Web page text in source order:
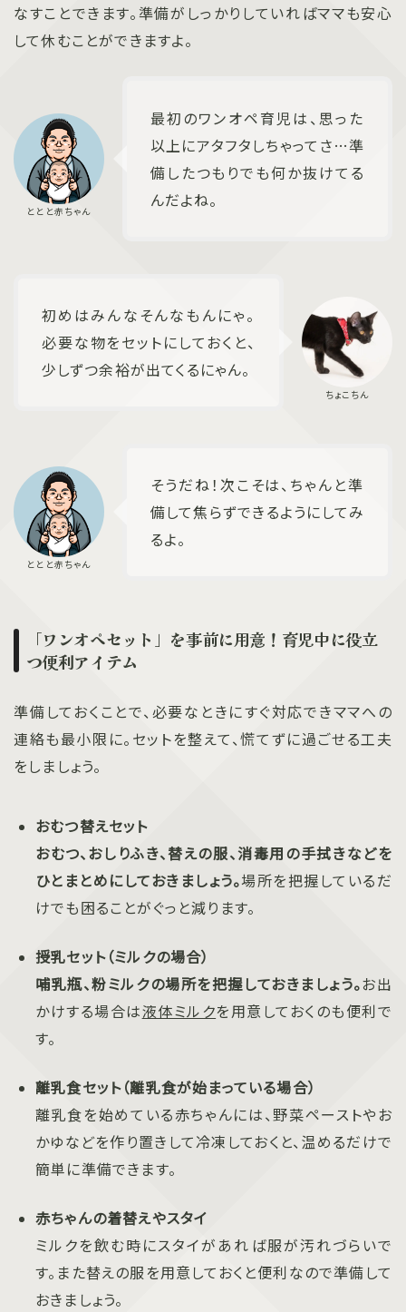
なすことできます。準備がしっかりしていればママも安心
して休むことができますよ。
最初のワンオペ育児は、思った
以上にアタフタしちゃってさ…準
備したつもりでも何か抜けてる
んだよね。
初めはみんなそんなもんにゃ。
必要な物をセットにしておくと、
少しずつ余裕が出てくるにゃん。
そうだね！次こそは、ちゃんと準
備して焦らずできるようにしてみ
るよ。
「ワンオペセット」を事前に用意！育児中に役立
つ便利アイテム
準備しておくことで、必要なときにすぐ対応できママへの
連絡も最小限に。セットを整えて、慌てずに過ごせる工夫
をしましょう。
おむつ替えセット
おむつ、おしりふき、替えの服、消毒用の手拭きなどを
ひとまとめにしておきましょう。場所を把握しているだ
けでも困ることがぐっと減ります。
授乳セット（ミルクの場合）
哺乳瓶、粉ミルクの場所を把握しておきましょう。お出
かけする場合は液体ミルクを用意しておくのも便利で
す。
離乳食セット（離乳食が始まっている場合）
離乳食を始めている赤ちゃんには、野菜ペーストやお
かゆなどを作り置きして冷凍しておくと、温めるだけで
簡単に準備できます。
赤ちゃんの着替えやスタイ
ミルクを飲む時にスタイがあれば服が汚れづらいで
す。また替えの服を用意しておくと便利なので準備して
おきましょう。